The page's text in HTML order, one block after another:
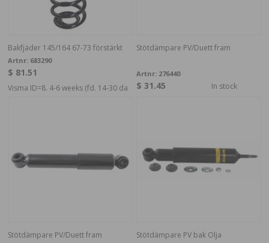
Bakfjäder 145/164 67-73 förstärkt
Artnr: 683290
$ 81.51
Visma ID=8. 4-6 weeks (fd. 14-30 da
Stötdämpare PV/Duett fram
Artnr: 276440
$ 31.45 In stock
Stötdämpare PV/Duett fram Stötdämpare PV bak Olja